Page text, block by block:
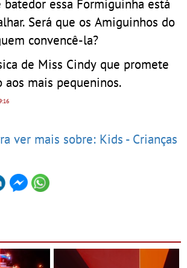
essa Formiguinha está
Será que os Amiguinhos do
convencê-la?
de Miss Cindy que promete
mais pequeninos.
ver mais sobre: Kids - Crianças